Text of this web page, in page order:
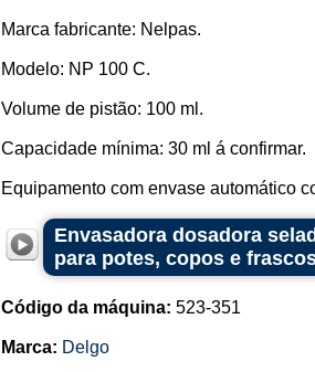
Marca fabricante: Nelpas.
Modelo: NP 100 C.
Volume de pistão: 100 ml.
Capacidade mínima: 30 ml á confirmar.
Equipamento com envase automático
Envasadora dosadora
para potes, copos e
Código da máquina: 523-351
Marca: Delgo